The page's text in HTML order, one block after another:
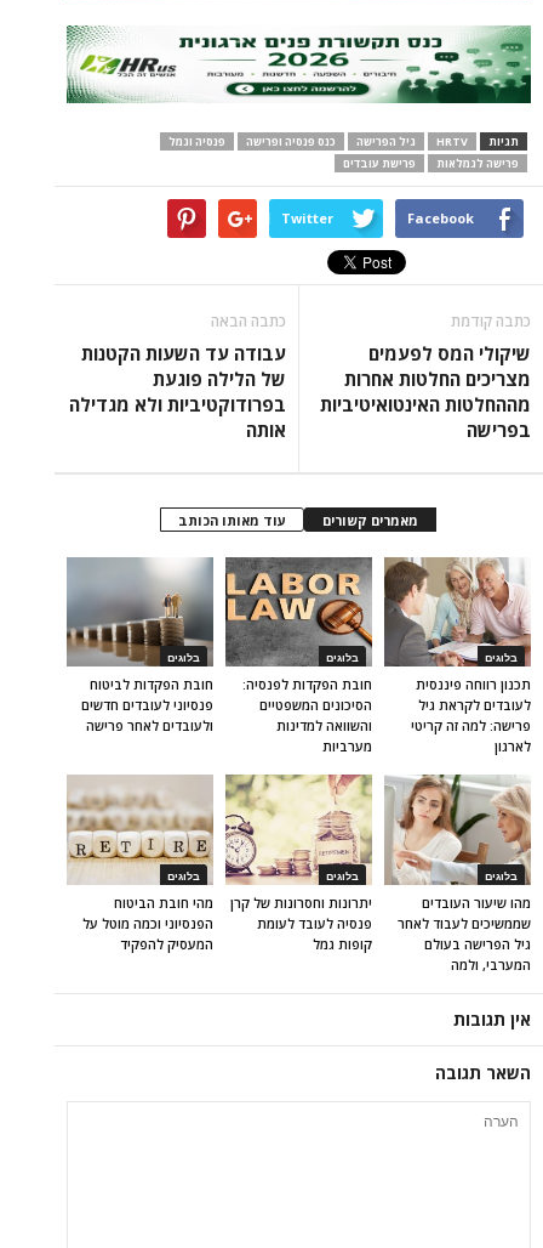
תגיות HRTV גיל הפרישה כנס פנסיה ופרישה
פנסיה וגמל
פרישה לגמלאות
פרישת עובדים
Facebook
Twitter
כתבה קודמת
שיקולי המס לפעמים
מצריכים החלטות אחרות
מההחלטות האינטואיטיביות
בפרישה
כתבה הבאה
עבודה עד השעות הקטנות
של הלילה פוגעת
בפרודוקטיביות ולא מגדילה
אותה
מאמרים קשורים עוד מאותו הכותב
בלוגים
חובת הפקדות לביטוח
פנסיוני לעובדים חדשים
ולעובדים לאחר פרישה
בלוגים
חובת הפקדות לפנסיה:
הסיכונים המשפטיים
והשוואה למדינות
מערביות
בלוגים
תכנון רווחה פיננסית
לעובדים לקראת גיל
פרישה: למה זה קריטי
לארגון
בלוגים
מהי חובת הביטוח
הפנסיוני וכמה מוטל על
המעסיק להפקיד
בלוגים
יתרונות וחסרונות של קרן
פנסיה לעובד לעומת
קופות גמל
בלוגים
מהו שיעור העובדים
שממשיכים לעבוד לאחר
גיל הפרישה בעולם
המערבי, ולמה
אין תגובות
השאר תגובה